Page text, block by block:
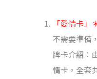
「愛情卡
不需要準備
牌卡介紹：
情卡，全套